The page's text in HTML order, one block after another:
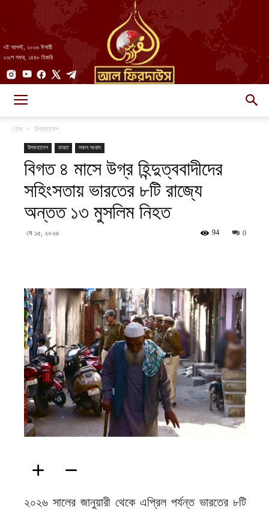
৭ই আগস্ট, ২০২৬ ঈসায়ী
২৩শে সফর, ১৪৪৮ হিজরি
||
আল-
হোম উপমহাদেশ
উপমহাদেশ ভারত সকল সংবাদ
বিগত ৪ মাসে উগ্র হিন্দুত্ববাদীদের
সহিংসতায় ভারতের ৮টি রাজ্যে
অন্তত ১৩ মুসলিম নিহত
মে ১৫, ২০২৬ 0
94
২০২৬ সালের জানুয়ারী থেকে এপ্রিল পর্যন্ত ভারতের ৮টি